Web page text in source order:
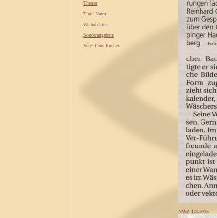
Theater
Tier / Natur
Weihnachten
Sonderangebote
Vergriffene Bücher
NWZ 1.8.2015